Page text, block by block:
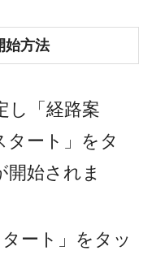
始方法
し「経路案
タート」をタ
開始されま
ート」をタッ